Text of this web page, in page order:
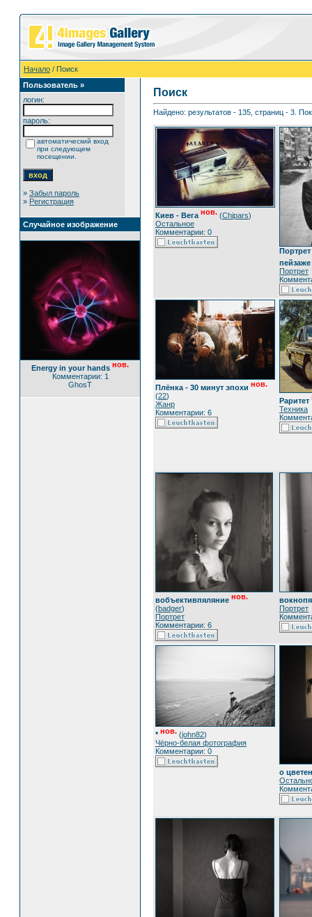
Начало / Поиск
Пользователь »
логин:
пароль:
автоматический вход
при следующем
посещении.
» Забыл пароль
» Регистрация
Случайное изображение
Energy in your hands нов.
Комментарии: 1
GhosT
Поиск
Найдено: результатов - 135, страниц - 3.
Киев - Вега нов. (Chipars)
Остальное
Комментарии: 0
пейзаже
Портрет
Плёнка - 30 минут эпохи нов.
(22)
Жанр
Комментарии: 6
Раритет
Техника
вобъективпяляние нов.
(badger)
Портрет
Комментарии: 6
Портрет
* нов. (john82)
Чёрно-белая фотография
Комментарии: 0
о